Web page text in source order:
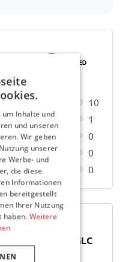
10
1
0
0
0
Benz GLC
um Inhalte und
und unseren
Wir geben
unserer
Werbe- und
die diese
Informationen
bereitgestellt
Ihrer Nutzung
haben. Weitere